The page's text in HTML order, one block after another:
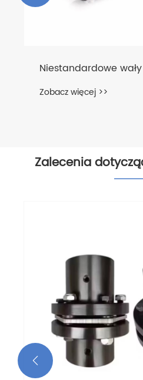
Niestandardowe
Zobacz więcej >>
Zalecenia
